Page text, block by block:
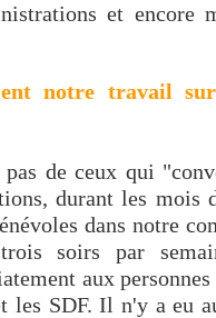
et encore
notre travail
pas de ceux qui
durant les mois
dans notre
soirs par
aux
les SDF. Il n'y a eu